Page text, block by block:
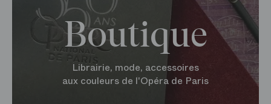
Boutique
Librairie, mode, accessoires
aux couleurs de l'Opéra de Paris